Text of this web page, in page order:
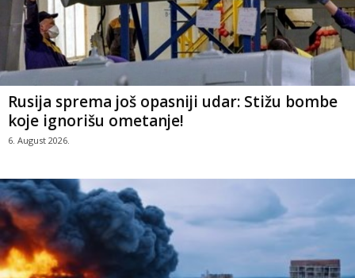
Rusija sprema još opasniji udar: Stižu bombe
koje ignorišu ometanje!
6. August 2026.